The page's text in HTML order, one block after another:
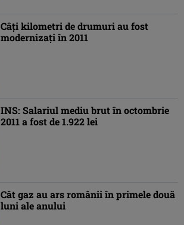
Câţi kilometri de drumuri au fost
modernizaţi în 2011
INS: Salariul mediu brut în octombrie
2011 a fost de 1.922 lei
Cât gaz au ars românii în primele două
luni ale anului